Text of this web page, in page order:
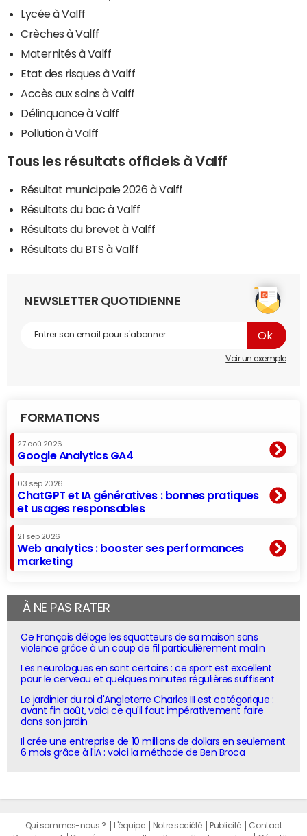
Lycée à Valff
Crèches à Valff
Maternités à Valff
Etat des risques à Valff
Accès aux soins à Valff
Délinquance à Valff
Pollution à Valff
Tous les résultats officiels à Valff
Résultat municipale 2026 à Valff
Résultats du bac à Valff
Résultats du brevet à Valff
Résultats du BTS à Valff
NEWSLETTER QUOTIDIENNE
Voir un exemple
FORMATIONS
27 aoû 2026
Google Analytics GA4
03 sep 2026
ChatGPT et IA génératives : bonnes pratiques
et usages responsables
21 sep 2026
Web analytics : booster ses performances
marketing
À NE PAS RATER
Ce Français déloge les squatteurs de sa maison sans
violence grâce à un coup de fil particulièrement malin
Les neurologues en sont certains : ce sport est excellent
pour le cerveau et quelques minutes régulières suffisent
Le jardinier du roi d'Angleterre Charles III est catégorique :
avant fin août, voici ce qu'il faut impérativement faire
dans son jardin
Il crée une entreprise de 10 millions de dollars en seulement
6 mois grâce à l'IA : voici la méthode de Ben Broca
Qui sommes-nous ? L'équipe Notre société Publicité
Contact